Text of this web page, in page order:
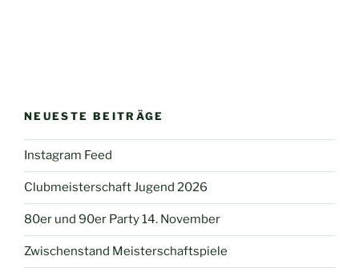
NEUESTE BEITRÄGE
Instagram Feed
Clubmeisterschaft Jugend 2026
80er und 90er Party 14. November
Zwischenstand Meisterschaftspiele